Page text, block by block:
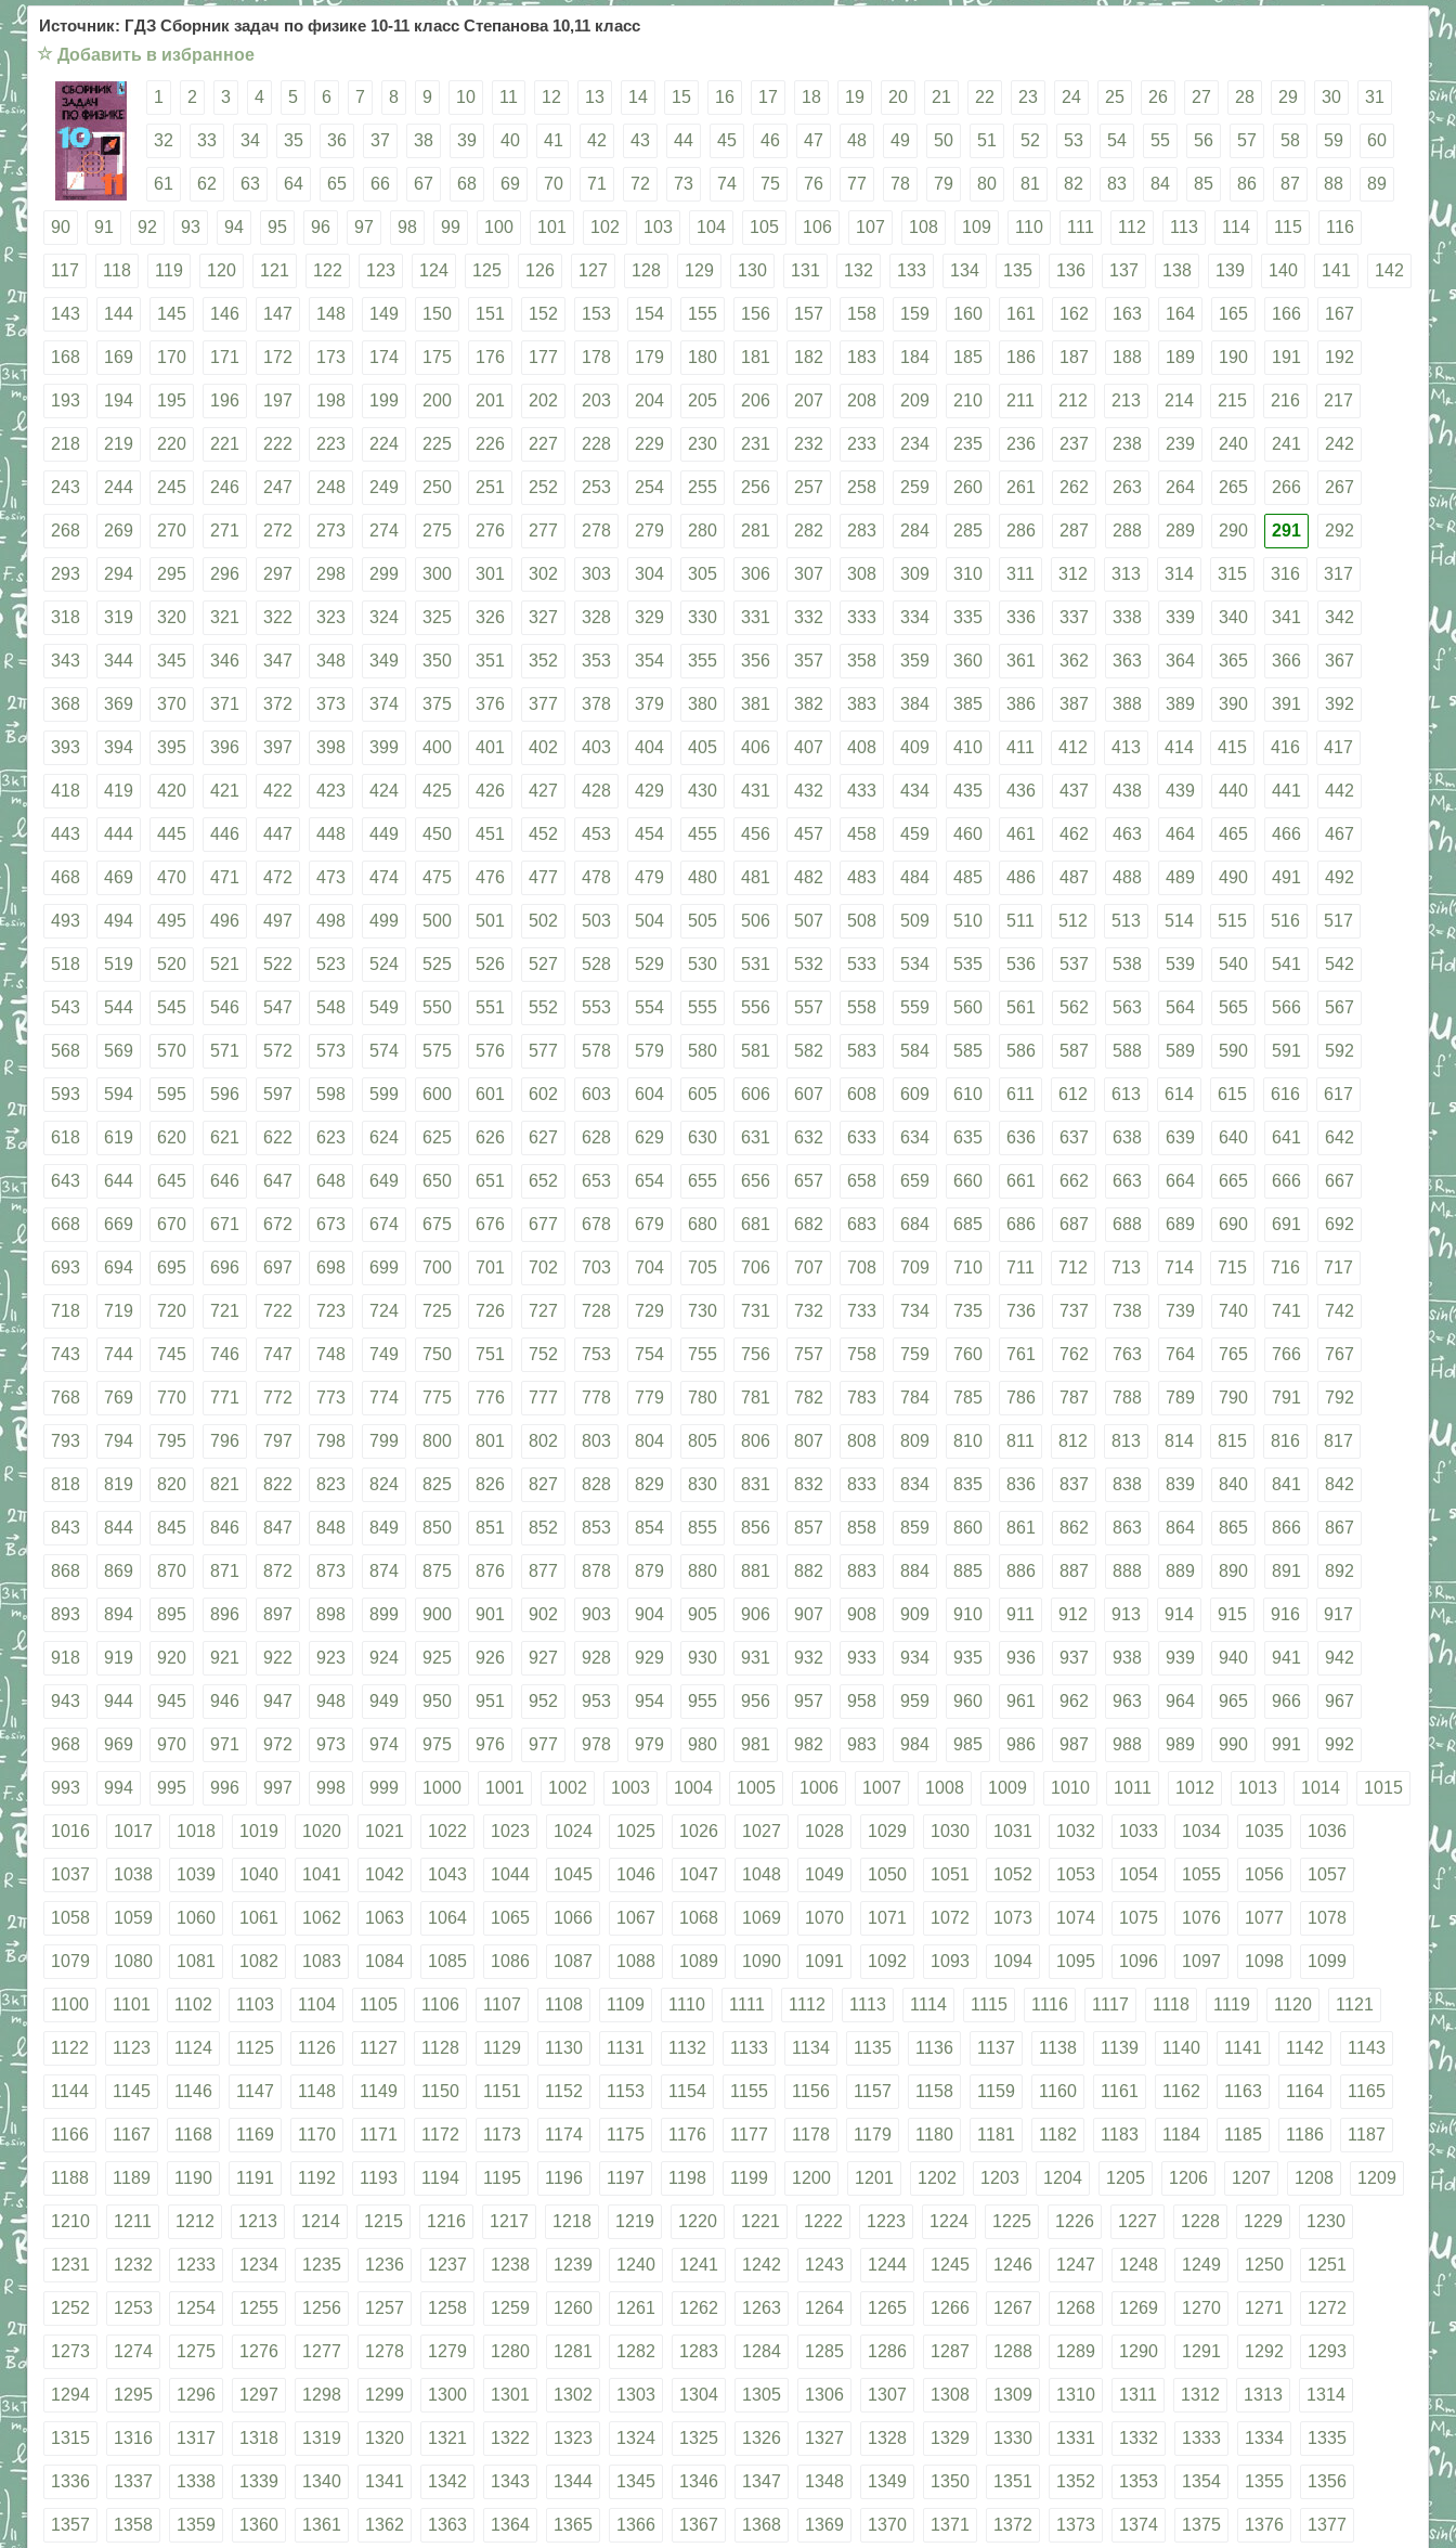
Источник: ГДЗ Сборник задач по физике 10-11 класс Степанова 10,11 класс
☆ Добавить в избранное
1 2 3 4 5 6 7 8 9 10 11 12 13 14 15 16 17 18 19 20 21 22 23 24 25 26 27 28 29 30 31
32 33 34 35 36 37 38 39 40 41 42 43 44 45 46 47 48 49 50 51 52 53 54 55 56 57 58 59 60
61 62 63 64 65 66 67 68 69 70 71 72 73 74 75 76 77 78 79 80 81 82 83 84 85 86 87 88 89
90 91 92 93 94 95 96 97 98 99 100 101 102 103 104 105 106 107 108 109 110 111 112 113 114 115 116
117 118 119 120 121 122 123 124 125 126 127 128 129 130 131 132 133 134 135 136 137 138 139 140 141 142
143 144 145 146 147 148 149 150 151 152 153 154 155 156 157 158 159 160 161 162 163 164 165 166 167
168 169 170 171 172 173 174 175 176 177 178 179 180 181 182 183 184 185 186 187 188 189 190 191 192
193 194 195 196 197 198 199 200 201 202 203 204 205 206 207 208 209 210 211 212 213 214 215 216 217
218 219 220 221 222 223 224 225 226 227 228 229 230 231 232 233 234 235 236 237 238 239 240 241 242
243 244 245 246 247 248 249 250 251 252 253 254 255 256 257 258 259 260 261 262 263 264 265 266 267
268 269 270 271 272 273 274 275 276 277 278 279 280 281 282 283 284 285 286 287 288 289 290 291 292
293 294 295 296 297 298 299 300 301 302 303 304 305 306 307 308 309 310 311 312 313 314 315 316 317
318 319 320 321 322 323 324 325 326 327 328 329 330 331 332 333 334 335 336 337 338 339 340 341 342
343 344 345 346 347 348 349 350 351 352 353 354 355 356 357 358 359 360 361 362 363 364 365 366 367
368 369 370 371 372 373 374 375 376 377 378 379 380 381 382 383 384 385 386 387 388 389 390 391 392
393 394 395 396 397 398 399 400 401 402 403 404 405 406 407 408 409 410 411 412 413 414 415 416 417
418 419 420 421 422 423 424 425 426 427 428 429 430 431 432 433 434 435 436 437 438 439 440 441 442
443 444 445 446 447 448 449 450 451 452 453 454 455 456 457 458 459 460 461 462 463 464 465 466 467
468 469 470 471 472 473 474 475 476 477 478 479 480 481 482 483 484 485 486 487 488 489 490 491 492
493 494 495 496 497 498 499 500 501 502 503 504 505 506 507 508 509 510 511 512 513 514 515 516 517
518 519 520 521 522 523 524 525 526 527 528 529 530 531 532 533 534 535 536 537 538 539 540 541 542
543 544 545 546 547 548 549 550 551 552 553 554 555 556 557 558 559 560 561 562 563 564 565 566 567
568 569 570 571 572 573 574 575 576 577 578 579 580 581 582 583 584 585 586 587 588 589 590 591 592
593 594 595 596 597 598 599 600 601 602 603 604 605 606 607 608 609 610 611 612 613 614 615 616 617
618 619 620 621 622 623 624 625 626 627 628 629 630 631 632 633 634 635 636 637 638 639 640 641 642
643 644 645 646 647 648 649 650 651 652 653 654 655 656 657 658 659 660 661 662 663 664 665 666 667
668 669 670 671 672 673 674 675 676 677 678 679 680 681 682 683 684 685 686 687 688 689 690 691 692
693 694 695 696 697 698 699 700 701 702 703 704 705 706 707 708 709 710 711 712 713 714 715 716 717
718 719 720 721 722 723 724 725 726 727 728 729 730 731 732 733 734 735 736 737 738 739 740 741 742
743 744 745 746 747 748 749 750 751 752 753 754 755 756 757 758 759 760 761 762 763 764 765 766 767
768 769 770 771 772 773 774 775 776 777 778 779 780 781 782 783 784 785 786 787 788 789 790 791 792
793 794 795 796 797 798 799 800 801 802 803 804 805 806 807 808 809 810 811 812 813 814 815 816 817
818 819 820 821 822 823 824 825 826 827 828 829 830 831 832 833 834 835 836 837 838 839 840 841 842
843 844 845 846 847 848 849 850 851 852 853 854 855 856 857 858 859 860 861 862 863 864 865 866 867
868 869 870 871 872 873 874 875 876 877 878 879 880 881 882 883 884 885 886 887 888 889 890 891 892
893 894 895 896 897 898 899 900 901 902 903 904 905 906 907 908 909 910 911 912 913 914 915 916 917
918 919 920 921 922 923 924 925 926 927 928 929 930 931 932 933 934 935 936 937 938 939 940 941 942
943 944 945 946 947 948 949 950 951 952 953 954 955 956 957 958 959 960 961 962 963 964 965 966 967
968 969 970 971 972 973 974 975 976 977 978 979 980 981 982 983 984 985 986 987 988 989 990 991 992
993 994 995 996 997 998 999 1000 1001 1002 1003 1004 1005 1006 1007 1008 1009 1010 1011 1012 1013 1014 1015
1016 1017 1018 1019 1020 1021 1022 1023 1024 1025 1026 1027 1028 1029 1030 1031 1032 1033 1034 1035 1036
1037 1038 1039 1040 1041 1042 1043 1044 1045 1046 1047 1048 1049 1050 1051 1052 1053 1054 1055 1056 1057
1058 1059 1060 1061 1062 1063 1064 1065 1066 1067 1068 1069 1070 1071 1072 1073 1074 1075 1076 1077 1078
1079 1080 1081 1082 1083 1084 1085 1086 1087 1088 1089 1090 1091 1092 1093 1094 1095 1096 1097 1098 1099
1100 1101 1102 1103 1104 1105 1106 1107 1108 1109 1110 1111 1112 1113 1114 1115 1116 1117 1118 1119 1120 1121
1122 1123 1124 1125 1126 1127 1128 1129 1130 1131 1132 1133 1134 1135 1136 1137 1138 1139 1140 1141 1142 1143
1144 1145 1146 1147 1148 1149 1150 1151 1152 1153 1154 1155 1156 1157 1158 1159 1160 1161 1162 1163 1164 1165
1166 1167 1168 1169 1170 1171 1172 1173 1174 1175 1176 1177 1178 1179 1180 1181 1182 1183 1184 1185 1186 1187
1188 1189 1190 1191 1192 1193 1194 1195 1196 1197 1198 1199 1200 1201 1202 1203 1204 1205 1206 1207 1208 1209
1210 1211 1212 1213 1214 1215 1216 1217 1218 1219 1220 1221 1222 1223 1224 1225 1226 1227 1228 1229 1230
1231 1232 1233 1234 1235 1236 1237 1238 1239 1240 1241 1242 1243 1244 1245 1246 1247 1248 1249 1250 1251
1252 1253 1254 1255 1256 1257 1258 1259 1260 1261 1262 1263 1264 1265 1266 1267 1268 1269 1270 1271 1272
1273 1274 1275 1276 1277 1278 1279 1280 1281 1282 1283 1284 1285 1286 1287 1288 1289 1290 1291 1292 1293
1294 1295 1296 1297 1298 1299 1300 1301 1302 1303 1304 1305 1306 1307 1308 1309 1310 1311 1312 1313 1314
1315 1316 1317 1318 1319 1320 1321 1322 1323 1324 1325 1326 1327 1328 1329 1330 1331 1332 1333 1334 1335
1336 1337 1338 1339 1340 1341 1342 1343 1344 1345 1346 1347 1348 1349 1350 1351 1352 1353 1354 1355 1356
1357 1358 1359 1360 1361 1362 1363 1364 1365 1366 1367 1368 1369 1370 1371 1372 1373 1374 1375 1376 1377